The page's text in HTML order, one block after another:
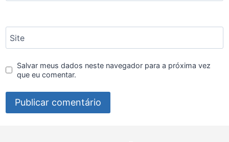
Site
Salvar meus dados neste navegador para a próxima vez
que eu comentar.